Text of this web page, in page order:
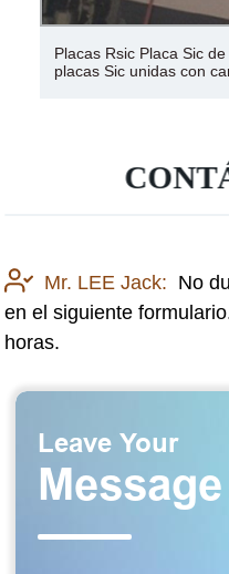
Sic 97,8% Carburo de
ferro para abrasivos
Mr. LEE Jack: No
en el siguiente
horas.